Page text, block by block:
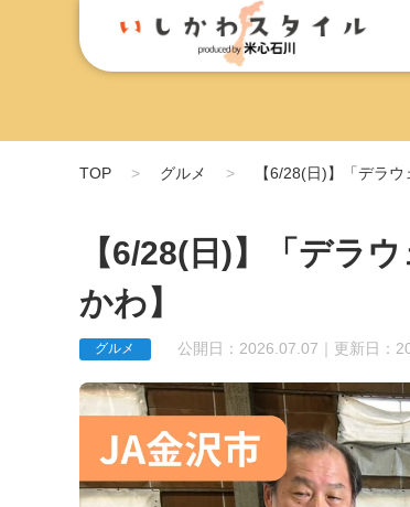
TOP グルメ 【6/28(日)】「デラ
【6/28(日)】「デラ
かわ】
グルメ 公開日：2026.07.07｜更新日：